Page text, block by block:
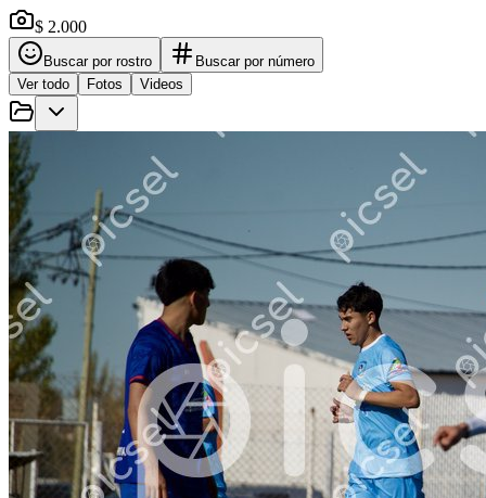
$ 2.000
Buscar por rostro
Buscar por número
Ver todo
Fotos Videos